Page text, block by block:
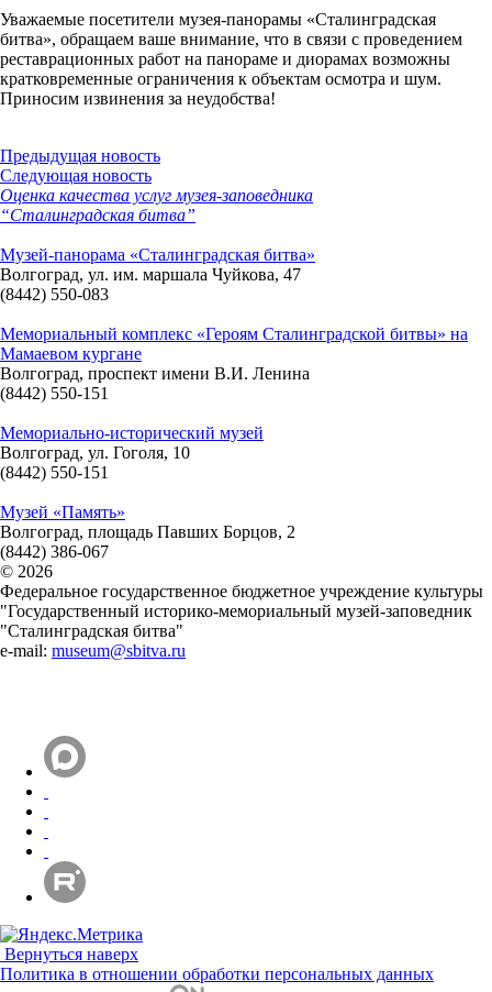
Уважаемые посетители музея-панорамы «Сталинградская
битва», обращаем ваше внимание, что в связи с проведением
реставрационных работ на панораме и диорамах возможны
кратковременные ограничения к объектам осмотра и шум.
Приносим извинения за неудобства!
Предыдущая новость
Следующая новость
Оценка качества услуг музея-заповедника
“Сталинградская битва”
Музей-панорама «Сталинградская битва»
Волгоград, ул. им. маршала Чуйкова, 47
(8442) 550-083
Мемориальный комплекс «Героям Сталинградской битвы» на
Мамаевом кургане
Волгоград, проспект имени В.И. Ленина
(8442) 550-151
Мемориально-исторический музей
Волгоград, ул. Гоголя, 10
(8442) 550-151
Музей «Память»
Волгоград, площадь Павших Борцов, 2
(8442) 386-067
© 2026
Федеральное государственное бюджетное учреждение культуры
"Государственный историко-мемориальный музей-заповедник
"Сталинградская битва"
e-mail: museum@sbitva.ru
Вернуться наверх
Политика в отношении обработки персональных данных